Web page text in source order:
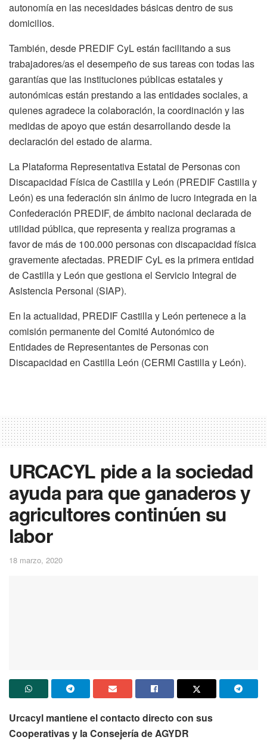
autonomía en las necesidades básicas dentro de sus
domicilios.
También, desde PREDIF CyL están facilitando a sus
trabajadores/as el desempeño de sus tareas con todas las
garantías que las instituciones públicas estatales y
autonómicas están prestando a las entidades sociales, a
quienes agradece la colaboración, la coordinación y las
medidas de apoyo que están desarrollando desde la
declaración del estado de alarma.
La Plataforma Representativa Estatal de Personas con
Discapacidad Física de Castilla y León (PREDIF Castilla y
León) es una federación sin ánimo de lucro integrada en la
Confederación PREDIF, de ámbito nacional declarada de
utilidad pública, que representa y realiza programas a
favor de más de 100.000 personas con discapacidad física
gravemente afectadas. PREDIF CyL es la primera entidad
de Castilla y León que gestiona el Servicio Integral de
Asistencia Personal (SIAP).
En la actualidad, PREDIF Castilla y León pertenece a la
comisión permanente del Comité Autonómico de
Entidades de Representantes de Personas con
Discapacidad en Castilla León (CERMI Castilla y León).
URCACYL pide a la sociedad
ayuda para que ganaderos y
agricultores continúen su
labor
18 marzo, 2020
Urcacyl mantiene el contacto directo con sus
Cooperativas y la Consejería de AGYDR